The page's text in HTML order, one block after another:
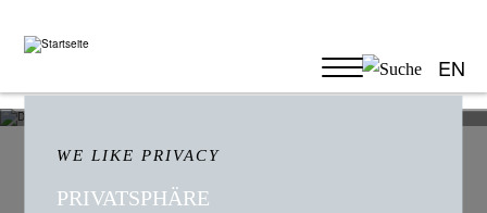
EN
WE LIKE PRIVACY
PRIVATSPHÄRE